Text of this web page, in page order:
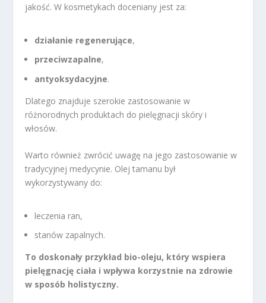
jakość. W kosmetykach doceniany jest za:
działanie regenerujące,
przeciwzapalne,
antyoksydacyjne.
Dlatego znajduje szerokie zastosowanie w
różnorodnych produktach do pielęgnacji skóry i
włosów.
Warto również zwrócić uwagę na jego zastosowanie w
tradycyjnej medycynie. Olej tamanu był
wykorzystywany do:
leczenia ran,
stanów zapalnych.
To doskonały przykład bio-oleju, który wspiera
pielęgnację ciała i wpływa korzystnie na zdrowie
w sposób holistyczny.